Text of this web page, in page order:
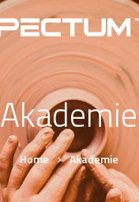
Akademie
Home Akademie